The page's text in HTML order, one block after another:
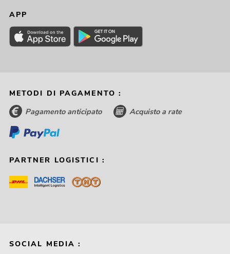
APP
METODI DI PAGAMENTO :
Pagamento anticipato Acquisto a rate
PARTNER LOGISTICI :
SOCIAL MEDIA :